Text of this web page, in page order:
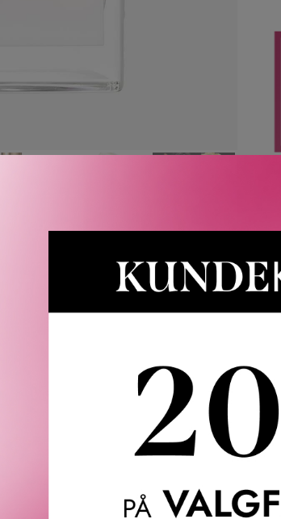
In Gold. Killian Paris Woman In Gold.
Inspirasjon: En duft like kompleks og
noter fremkaller den delikate
som «teksturert og strålende, rik og
Rosenhjertet skildrer alle rosens fasetter,